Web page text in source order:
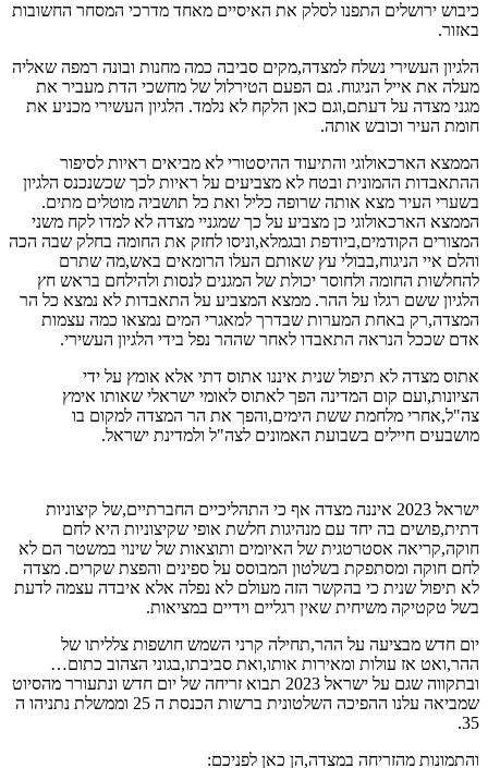
כיבוש ירושלים התפנו לסלק את האיסיים מאחד מדרכי המסחר החשובות
באזור.
הלגיון העשירי נשלח למצדה,מקים סביבה כמה מחנות ובונה רמפה שאליה
מעלה את אייל הניגוח. גם הפעם הטירלול של מחשכי הדת מעביר את
מגני מצדה על דעתם,וגם כאן הלקח לא נלמד. הלגיון העשירי מכניע את
חומת העיר וכובש אותה.
הממצא הארכאולוגי והתיעוד ההיסטורי לא מביאים ראיות לסיפור
ההתאבדות ההמונית ובטח לא מצביעים על ראיות לכך שכשנכנס הלגיון
בשערי העיר מצא אותה שרופה כליל ואת כל תושביה מוטלים מתים.
הממצא הארכאולוגי כן מצביע על כך שמגניי מצדה לא למדו לקח משני
המצורים הקודמים,ביודפת ובגמלא,וניסו לחזק את החומה בחלק שבה הכה
והלם איי הניגוח,בבולי עץ שאותם העלו הרומאים באש,מה שתרם
להחלשות החומה ולחוסר יכולת של המגנים לנסות ולהילחם בראש חץ
הלגיון ששם רגלו על ההר. ממצא המצביע על התאבדות לא נמצא כל הר
המצדה,רק באחת המערות שבדרך למאגרי המים נמצאו כמה עצמות
אדם שככל הנראה התאבדו לאחר שההר נפל בידי הלגיון העשירי.
אתוס מצדה לא תיפול שנית איננו אתוס דתי אלא אומץ על ידי
הציונות,ועם קום המדינה הפך לאתוס לאומי ישראלי שאותו אימץ
צה"ל,אחרי מלחמת ששת הימים,והפך את הר המצדה למקום בו
מושבעים חיילים בשבועת האמונים לצה"ל ולמדינת ישראל.
ישראל 2023 איננה מצדה אף כי התהליכיים החברתיים,של קיצוניות
דתית,פושים בה יחד עם מנהיגות חלשת אופי שקיצוניות היא לחם
חוקה,קריאה אסטרטגית של האיומים ותוצאות של שינוי במשטר הם לא
לחם חוקה ומסתפקת בשלטון המבוסס על ספינים והפצת שקרים. מצדה
לא תיפול שנית כי בהקשר הזה מעולם לא נפלה אלא איבדה עצמה לדעת
בשל טקטיקה משיחית שאין רגליים וידיים במציאות.
יום חדש מבציעה על ההר,תחילה קרני השמש חושפות צלליתו של
ההר,ואט אז עולות ומאירות אותו,ואת סביבתו,בגוני הצהוב כתום…
ובתקווה שגם על ישראל 2023 תבוא זריחה של יום חדש ונתעורר מהסיוט
שמביאה עלנו ההפיכה השלטונית ברשות הכנסת ה 25 וממשלת נתניהו ה
35.
והתמונות מהזריחה במצדה,הן כאן לפניכם: